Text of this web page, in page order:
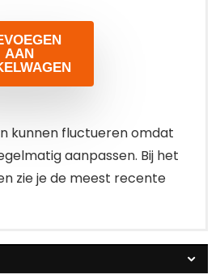
AAN
kunnen fluctueren omdat
aanpassen. Bij het
zie je de meest recente